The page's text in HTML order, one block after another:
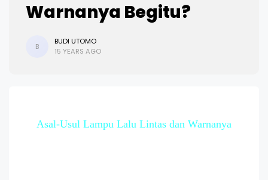
Warnanya Begitu?
B
BUDI UTOMO
15 YEARS AGO
Asal-Usul Lampu Lalu Lintas dan Warnanya